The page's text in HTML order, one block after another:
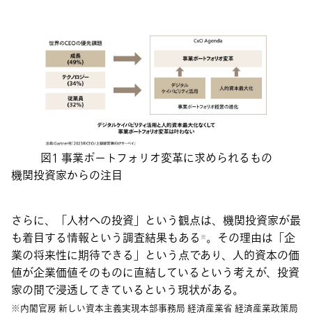
図1 事業ポートフォリオ変革に求められるもの
機関投資家からの注目
さらに、「人材への投資」という観点は、機関投資家が最
も着目する情報という調査結果もある ※。その理由は「企
業の将来性に期待できる」という点であり、人的資本の価
値が企業価値そのものに直結しているという考えが、投資
家の間で浸透してきているという現状がある。
※内閣官房 新しい資本主義実現本部事務局 経済産業省 経済産業政策局